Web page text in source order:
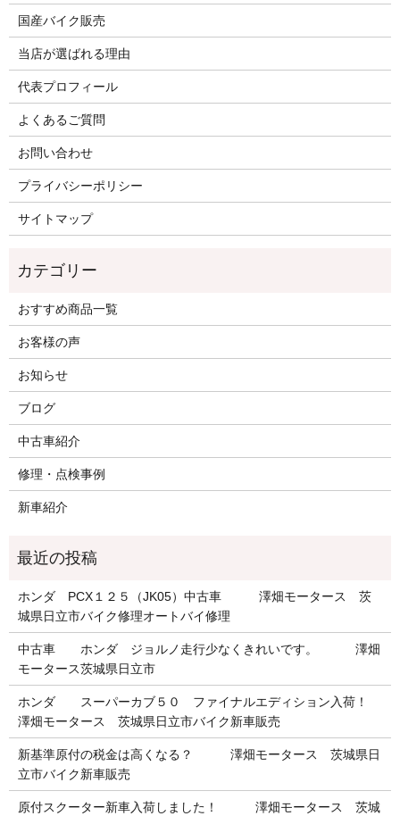
国産バイク販売
当店が選ばれる理由
代表プロフィール
よくあるご質問
お問い合わせ
プライバシーポリシー
サイトマップ
おすすめ商品一覧
お客様の声
お知らせ
ブログ
中古車紹介
修理・点検事例
新車紹介
ホンダ PCX１２５（JK05）中古車 澤畑モータース 茨
城県日立市バイク修理オートバイ修理
中古車 ホンダ ジョルノ走行少なくきれいです。 澤畑
モータース茨城県日立市
ホンダ スーパーカブ５０ ファイナルエディション入荷！
澤畑モータース 茨城県日立市バイク新車販売
新基準原付の税金は高くなる？ 澤畑モータース 茨城県日
立市バイク新車販売
原付スクーター新車入荷しました！ 澤畑モータース 茨城